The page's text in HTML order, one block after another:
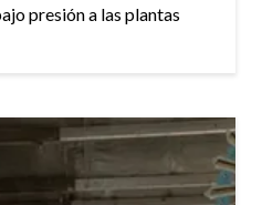
presión a las plantas